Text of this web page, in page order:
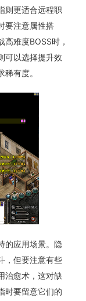
则更适合远程职
要注意属性搭
难度BOSS时，
可以选择提升效
有度。
的应用场景。隐
，但要注意有些
治愈术，这对缺
时要留意它们的